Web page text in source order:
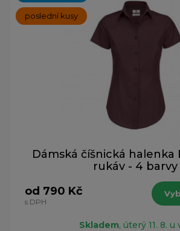
poslední kusy
Dámská číšnická halenka
rukáv - 4 barvy
od 790 Kč
s DPH
Skladem, úterý 11. 8. u